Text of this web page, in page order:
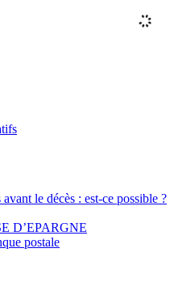
le décès : est-ce possible ?
D’EPARGNE
postale